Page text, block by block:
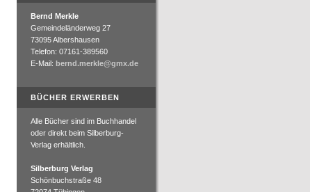
Bernd Merkle
Gemeindeländerweg 27
73095 Albershausen
Telefon: 07161-389560
E-Mail: bernd.merkle@gmx.de
BÜCHER ERWERBEN
Alle Bücher sind im Buchhandel
oder direkt beim Silberburg-
Verlag erhältlich.
Silberburg Verlag
Schönbuchstraße 48